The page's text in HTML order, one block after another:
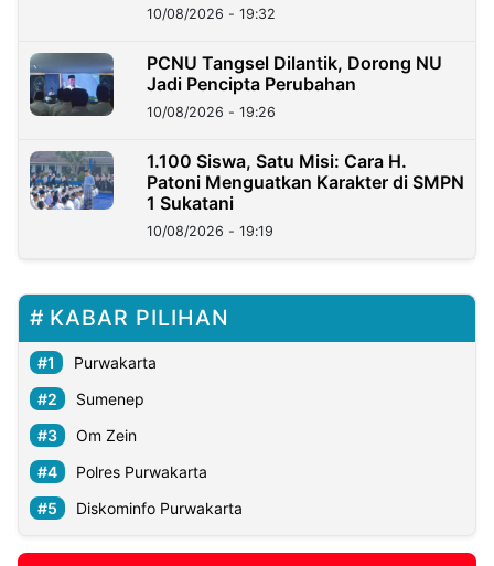
10/08/2026 - 19:32
PCNU Tangsel Dilantik, Dorong NU
Jadi Pencipta Perubahan
10/08/2026 - 19:26
1.100 Siswa, Satu Misi: Cara H.
Patoni Menguatkan Karakter di SMPN
1 Sukatani
10/08/2026 - 19:19
KABAR PILIHAN
Purwakarta
Sumenep
Om Zein
Polres Purwakarta
Diskominfo Purwakarta